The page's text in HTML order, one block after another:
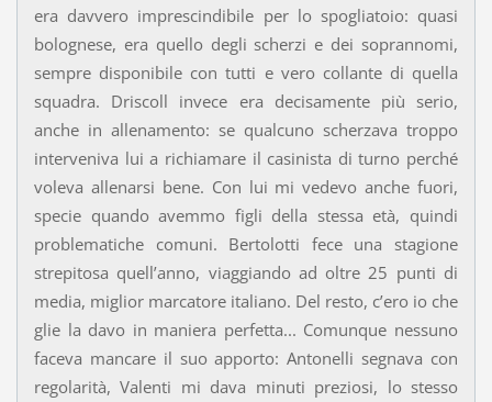
era davvero imprescindibile per lo spogliatoio: quasi
bolognese, era quello degli scherzi e dei soprannomi,
sempre disponibile con tutti e vero collante di quella
squadra. Driscoll invece era decisamente più serio,
anche in allenamento: se qualcuno scherzava troppo
interveniva lui a richiamare il casinista di turno perché
voleva allenarsi bene. Con lui mi vedevo anche fuori,
specie quando avemmo figli della stessa età, quindi
problematiche comuni. Bertolotti fece una stagione
strepitosa quell’anno, viaggiando ad oltre 25 punti di
media, miglior marcatore italiano. Del resto, c’ero io che
glie la davo in maniera perfetta... Comunque nessuno
faceva mancare il suo apporto: Antonelli segnava con
regolarità, Valenti mi dava minuti preziosi, lo stesso